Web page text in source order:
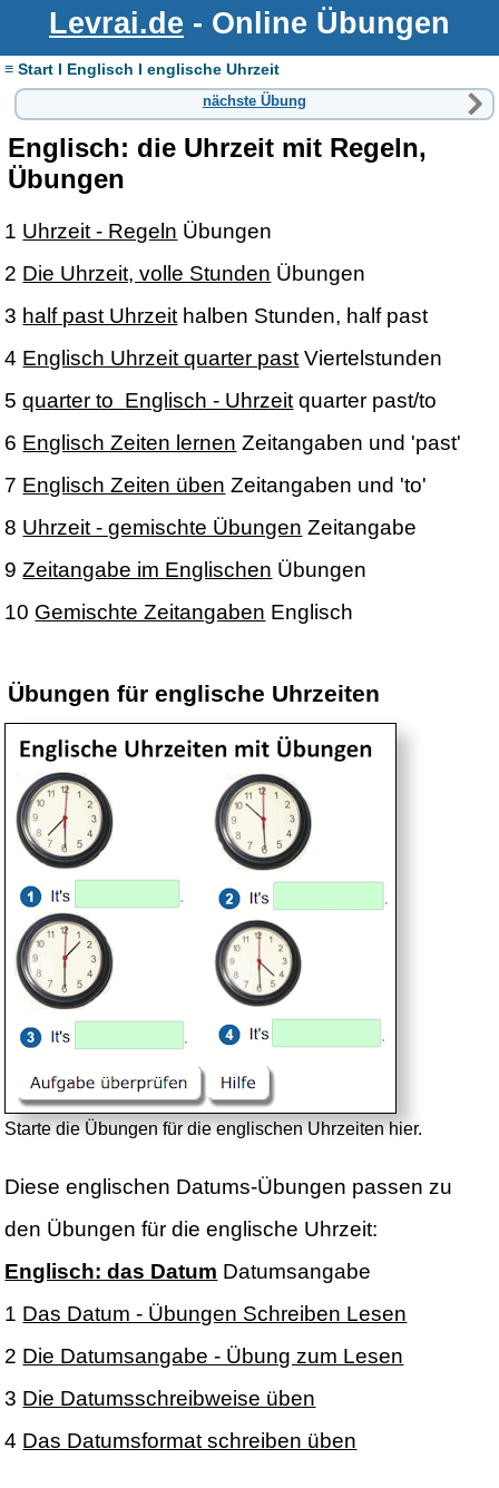
Levrai.de - Online Übungen
≡ Start I Englisch I englische Uhrzeit
nächste Übung
Englisch: die Uhrzeit mit Regeln,
Übungen
1 Uhrzeit - Regeln Übungen
2 Die Uhrzeit, volle Stunden Übungen
3 half past Uhrzeit halben Stunden, half past
4 Englisch Uhrzeit quarter past Viertelstunden
5quarter to Englisch - Uhrzeit quarter past/to
6 Englisch Zeiten lernen Zeitangaben und 'past'
7 Englisch Zeiten üben Zeitangaben und 'to'
8 Uhrzeit - gemischte Übungen Zeitangabe
9Zeitangabe im Englischen Übungen
10 Gemischte Zeitangaben Englisch
Übungen für englische Uhrzeiten
Starte die Übungen für die englischen Uhrzeiten hier.
Diese englischen Datums-Übungen passen zu
den Übungen für die englische Uhrzeit:
Englisch: das Datum Datumsangabe
1 Das Datum - Übungen Schreiben Lesen
2 Die Datumsangabe - Übung zum Lesen
3 Die Datumsschreibweise üben
4 Das Datumsformat schreiben üben